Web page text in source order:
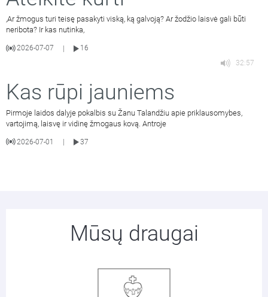
,Ar žmogus turi teisę pasakyti viską, ką galvoją? Ar žodžio laisvė gali būti
neribota? Ir kas nutinka,
2026-07-07
16
32:57
Kas rūpi jauniems
Pirmoje laidos dalyje pokalbis su Žanu Talandžiu apie priklausomybes,
vartojimą, laisvę ir vidinę žmogaus kovą. Antroje
2026-07-01 37
Mūsų draugai